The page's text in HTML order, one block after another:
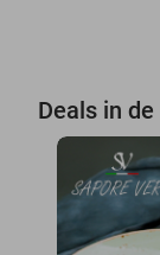
Deals in